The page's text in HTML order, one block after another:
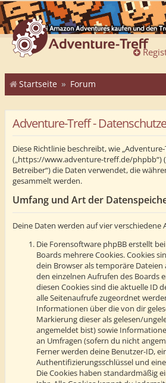
Startseite Forum
Adventure-Treff -
Diese Richtlinie beschreibt, wie
(„https://www.adventure-treff.de/phpbb“)
Betreiber“) die Daten verwendet, die
gesammelt werden.
Umfang und Art der
Deine Daten werden auf vier verschiedene
Die Forensoftware phpBB erstellt
Boards mehrere Cookies. Cookies
dein Browser als temporäre Dateien
den einzelnen Aufrufen des Boards
diesen Cookies sind die aktuelle ID
alle Seitenaufrufe zugeordnet
Informationen über die von dir
Markierung dieser als gelesen/
angemeldet bist) sowie
an Umfragen (sofern du nicht
Ferner werden deine Benutzer-ID,
Authentifizierungsschlüssel und
Die Cookies haben standardmäßig